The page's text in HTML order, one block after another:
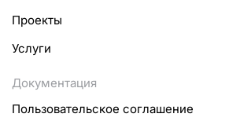
Проекты
Услуги
Документация
Пользовательское соглашение